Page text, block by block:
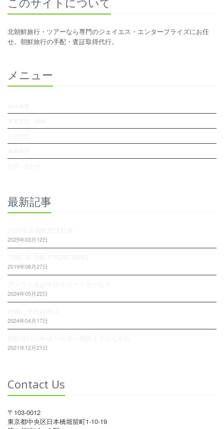
北朝鮮旅行・ツアーなら専門のジェイエス・エンタープライズにお任
せ。朝鮮旅行の手配・査証取得代行。
メニュー
最新記事
2025年03月12日
2019年08月27日
2024年05月22日
2024年04月17日
2021年12月21日
Contact Us
〒103-0012
東京都中央区日本橋堀留町1-10-19